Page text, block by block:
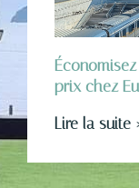
prix chez
Lire la suite